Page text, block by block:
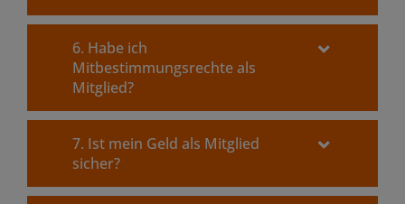
6. Habe ich
Mitbestimmungsrechte als
Mitglied?
7. Ist mein Geld als Mitglied
sicher?